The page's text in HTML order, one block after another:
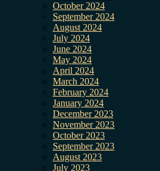
October 2024
September 2024
August 2024
July 2024
June 2024
May 2024
April 2024
March 2024
February 2024
January 2024
December 2023
November 2023
October 2023
September 2023
August 2023
July 2023